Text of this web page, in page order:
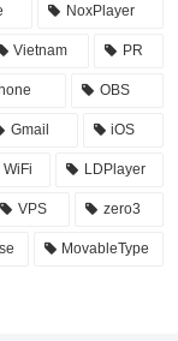
NoxPlayer
Vietnam PR
OBS
Gmail iOS
WiFi LDPlayer
VPS zero3
MovableType